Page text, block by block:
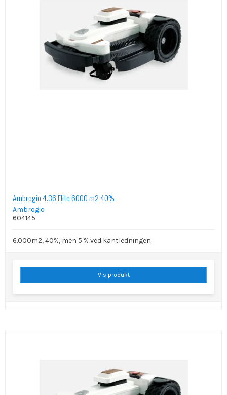
Ambrogio 4.36 Elite 6000 m2 40%
Ambrogio
604145
6.000m2, 40%, men 5 % ved kantledningen
Vis produkt